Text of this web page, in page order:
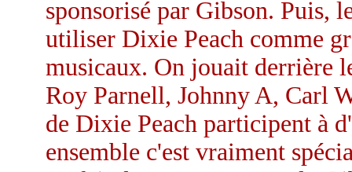
sponsorisé par Gibson. Puis,
utiliser Dixie Peach comme
musicaux. On jouait derrière
Roy Parnell, Johnny A, Carl
de Dixie Peach participent à
ensemble c'est vraiment